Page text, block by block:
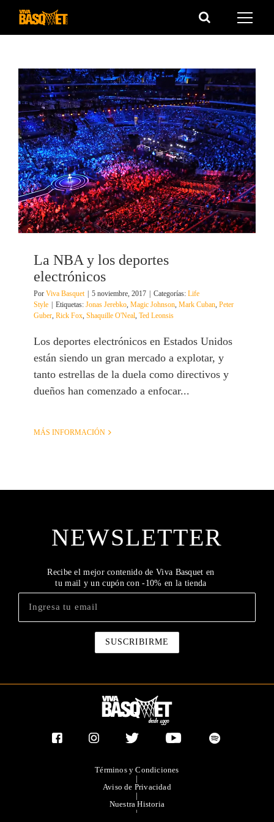
Saltar
La NBA y los deportes
electrónicos
Por Viva Basquet 5 noviembre, 2017 Categorías: Life
Style
Etiquetas: Jonas Jerebko, Magic Johnson, Mark Cuban, Peter
Guber, Rick Fox, Shaquille O'Neal, Ted Leonsis
Los deportes electrónicos en Estados Unidos
están siendo un gran mercado a explotar, y
tanto estrellas de la duela como directivos y
dueños han comenzado a enfocar...
MÁS INFORMACIÓN
NEWSLETTER
Recibe el mejor contenido de Viva Basquet en
tu mail y un cupón con -10% en la tienda
Términos y Condiciones
|
Aviso de Privacidad
|
Nuestra Historia
|